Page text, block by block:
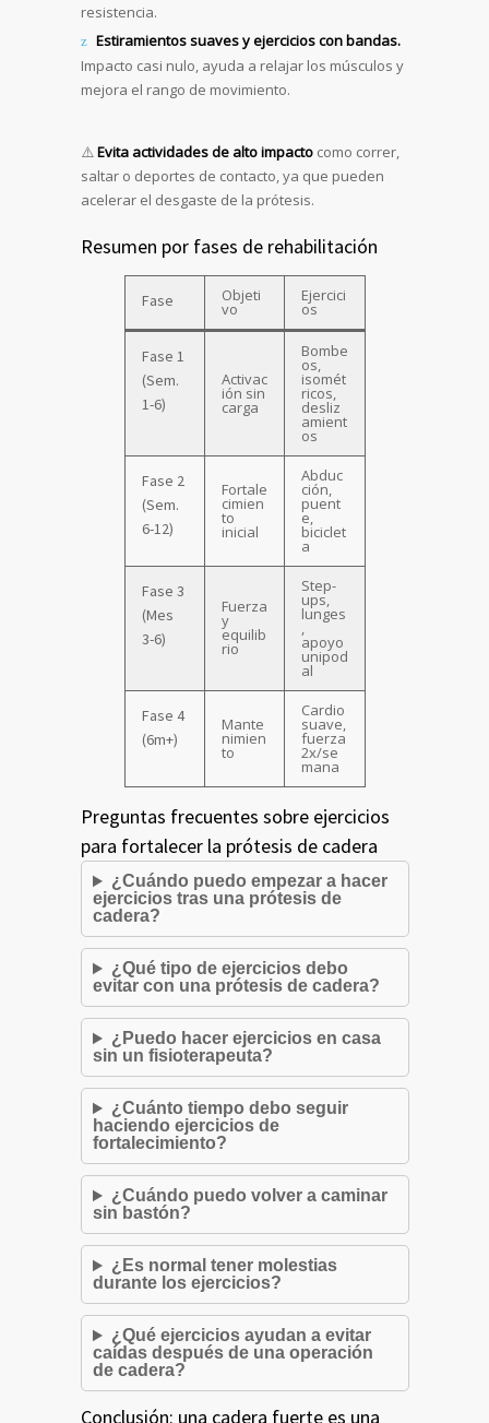
resistencia.
Estiramientos suaves y ejercicios con bandas.
Impacto casi nulo, ayuda a relajar los músculos y
mejora el rango de movimiento.
⚠️Evita actividades de alto impacto como correr,
saltar o deportes de contacto, ya que pueden
acelerar el desgaste de la prótesis.
Resumen por fases de rehabilitación
Fase Objeti
vo
Ejercici
os
Fase 1
(Sem.
1-6)
Activac
ión sin
carga
Bombe
os,
isomét
ricos,
desliz
amient
os
Fase 2
(Sem.
6-12)
Fortale
cimien
to
inicial
Abduc
ción,
puent
e,
biciclet
a
Fase 3
(Mes
3-6)
Fuerza
y
equilib
rio
Step-
ups,
lunges
,
apoyo
unipod
al
Fase 4
(6m+)
Mante
nimien
to
Cardio
suave,
fuerza
2x/se
mana
Preguntas frecuentes sobre ejercicios
para fortalecer la prótesis de cadera
¿Cuándo puedo empezar a hacer
ejercicios tras una prótesis de
cadera?
¿Qué tipo de ejercicios debo
evitar con una prótesis de cadera?
¿Puedo hacer ejercicios en casa
sin un fisioterapeuta?
¿Cuánto tiempo debo seguir
haciendo ejercicios de
fortalecimiento?
¿Cuándo puedo volver a caminar
sin bastón?
¿Es normal tener molestias
durante los ejercicios?
¿Qué ejercicios ayudan a evitar
caídas después de una operación
de cadera?
Conclusión: una cadera fuerte es una